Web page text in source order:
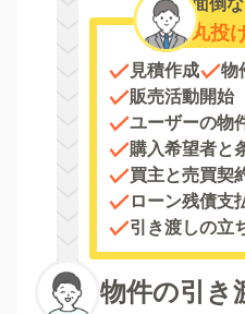
丸投
見積作成
物
販売活動開始
ユーザーの物
購入希望者と
買主と売買契
ローン残債支
引き渡しの立
物件の引き